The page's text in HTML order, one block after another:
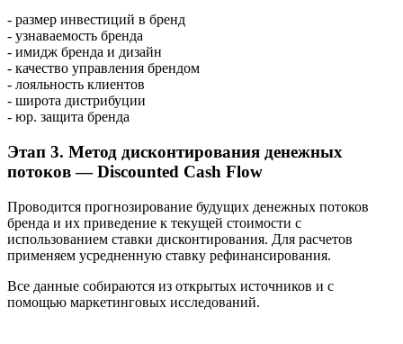
- размер инвестиций в бренд
- узнаваемость бренда
- имидж бренда и дизайн
- качество управления брендом
- лояльность клиентов
- широта дистрибуции
- юр. защита бренда
Этап 3. Метод дисконтирования денежных
потоков — Discounted Cash Flow
Проводится прогнозирование будущих денежных потоков
бренда и их приведение к текущей стоимости с
использованием ставки дисконтирования. Для расчетов
применяем усредненную ставку рефинансирования.
Все данные собираются из открытых источников и с
помощью маркетинговых исследований.